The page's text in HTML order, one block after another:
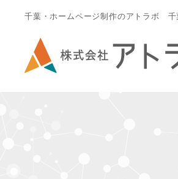
千葉・ホームページ制作のアトラボ 千